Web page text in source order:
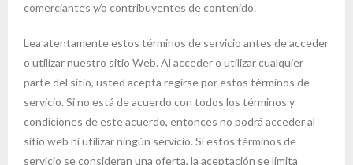
comerciantes y/o contribuyentes de contenido.
Lea atentamente estos términos de servicio antes de acceder
o utilizar nuestro sitio Web. Al acceder o utilizar cualquier
parte del sitio, usted acepta regirse por estos términos de
servicio. Si no está de acuerdo con todos los términos y
condiciones de este acuerdo, entonces no podrá acceder al
sitio web ni utilizar ningún servicio. Si estos términos de
servicio se consideran una oferta, la aceptación se limita